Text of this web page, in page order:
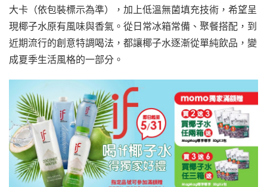
大卡（依包裝標示為準），加上低溫無菌填充技術，希望呈
現椰子水原有風味與香氣。從日常冰箱常備、聚餐搭配，到
近期流行的創意特調喝法，都讓椰子水逐漸從單純飲品，變
成夏季生活風格的一部分。